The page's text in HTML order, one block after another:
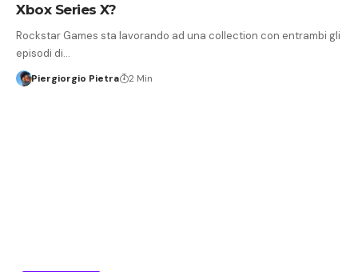
Xbox Series X?
Rockstar Games sta lavorando ad una collection con entrambi gli
episodi di…
Piergiorgio Pietra 2 Min